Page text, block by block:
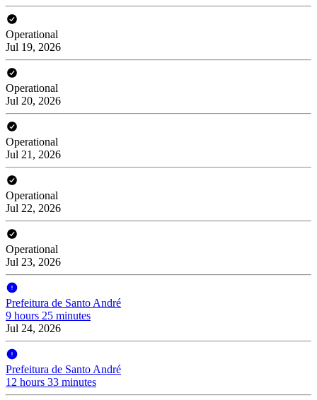
Operational
Jul 19, 2026
Operational
Jul 20, 2026
Operational
Jul 21, 2026
Operational
Jul 22, 2026
Operational
Jul 23, 2026
Prefeitura de Santo André
9 hours 25 minutes
Jul 24, 2026
Prefeitura de Santo André
12 hours 33 minutes